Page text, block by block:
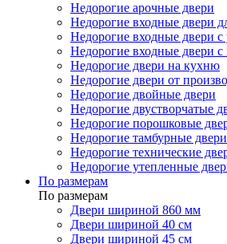
Недорогие арочные двери
Недорогие входные двери
Недорогие входные двери с
Недорогие входные двери
Недорогие двери на кухню
Недорогие двери от
Недорогие двойные двери
Недорогие двустворчатые
Недорогие порошковые
Недорогие тамбурные двери
Недорогие технические
Недорогие утепленные
По размерам
По размерам
Двери шириной 860 мм
Двери шириной 40 см
Двери шириной 45 см